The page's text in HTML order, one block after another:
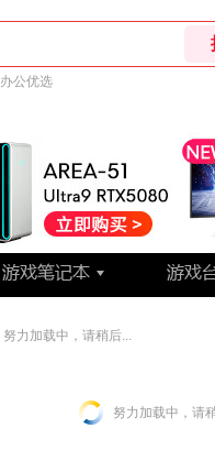
办公优选
努力加载中，请稍后...
努力加载中，请